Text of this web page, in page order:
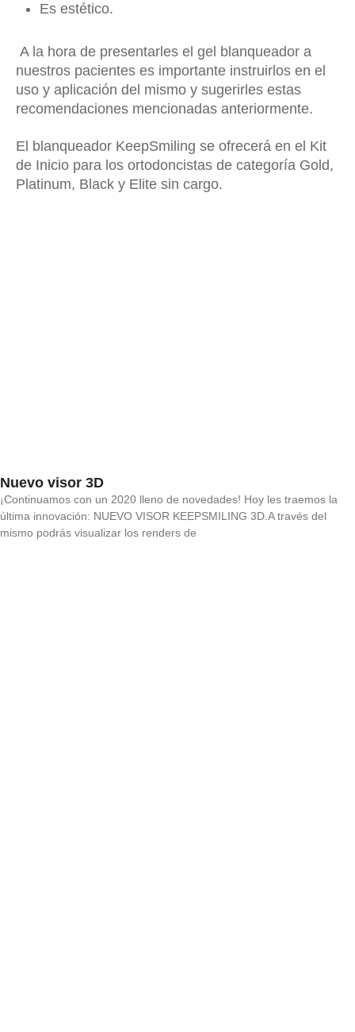
Es estético.
A la hora de presentarles el gel blanqueador a
nuestros pacientes es importante instruirlos en el
uso y aplicación del mismo y sugerirles estas
recomendaciones mencionadas anteriormente.
El blanqueador KeepSmiling se ofrecerá en el Kit
de Inicio para los ortodoncistas de categoría Gold,
Platinum, Black y Elite sin cargo.
Nuevo visor 3D
¡Continuamos con un 2020 lleno de novedades! Hoy les traemos la
última innovación: NUEVO VISOR KEEPSMILING 3D.A través del
mismo podrás visualizar los renders de